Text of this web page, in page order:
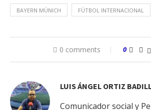
BAYERN MÚNICH FÚTBOL INTERNACIONAL
0 comments 0
LUIS ÁNGEL ORTIZ
Comunicador social y